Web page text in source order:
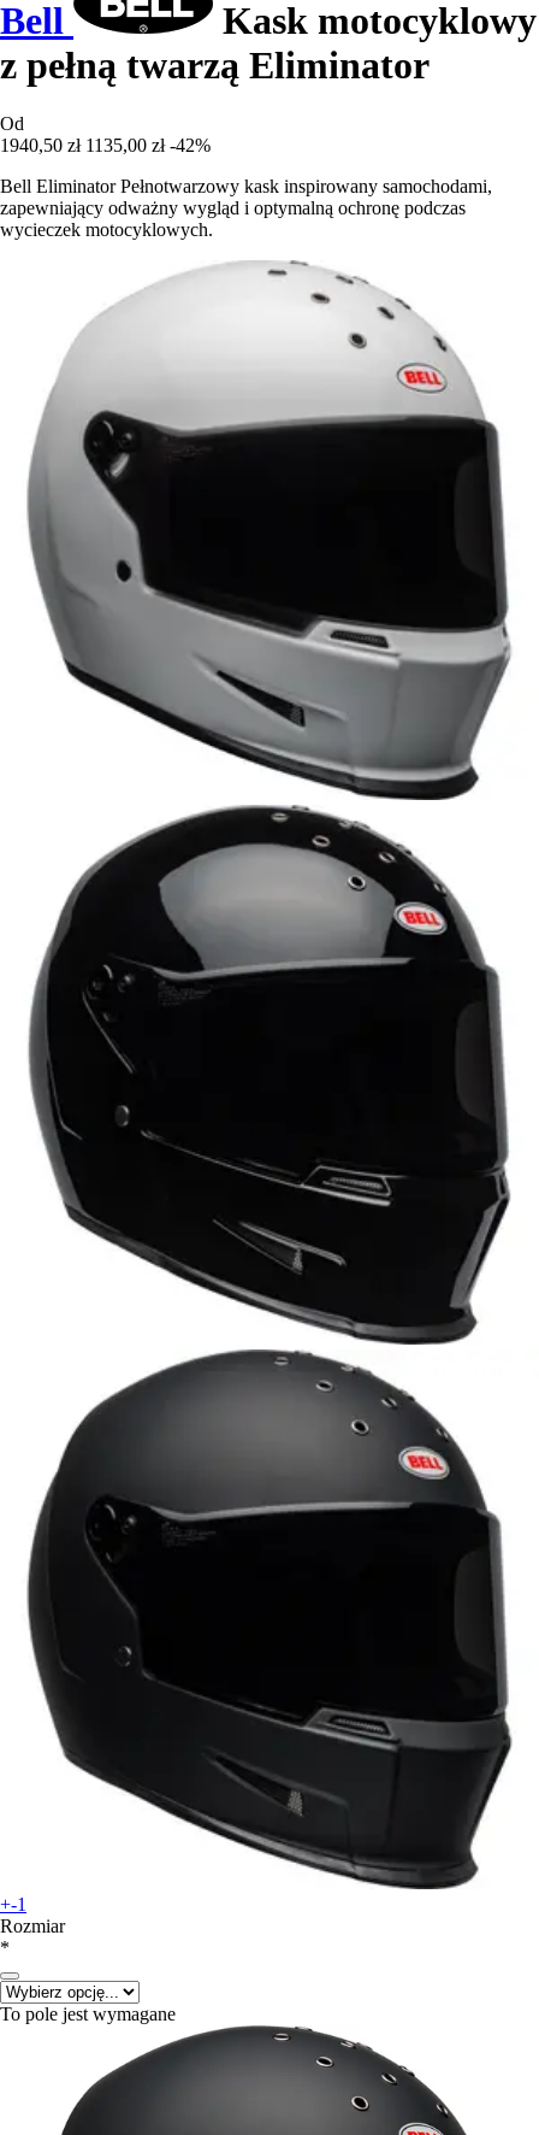
Bell
Kask motocyklowy
z pełną twarzą Eliminator
Od
1940,50 zł 1135,00 zł -42%
Bell Eliminator Pełnotwarzowy kask inspirowany samochodami,
zapewniający odważny wygląd i optymalną ochronę podczas
wycieczek motocyklowych.
+-1
Rozmiar
*
To pole jest wymagane